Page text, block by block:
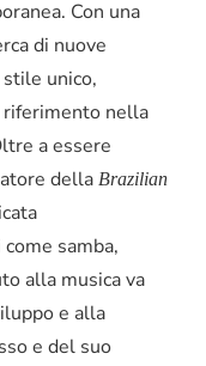
Con una
di nuove
unico,
riferimento nella
a essere
della Brazilian
samba,
alla musica va
e alla
e del suo